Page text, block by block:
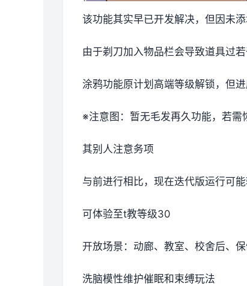
该功能其实早已开发解决，但因未
由于剃刀加入物品栏会导致道具过
涂鸦功能原计划高端等级解锁，但
※注意图 ：暂无毛发再久功能，若
其别人注意务项
与前进行相比，现在迭代版运行可
可体验至t教等级30
开放场景：动廊、教室、校舍后、
洗脑模性维护催眠和束缚玩法